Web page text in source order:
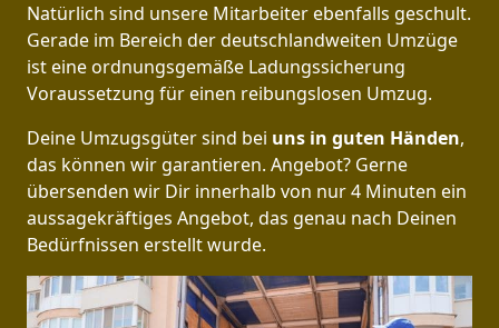
Natürlich sind unsere Mitarbeiter ebenfalls geschult.
Gerade im Bereich der deutschlandweiten Umzüge
ist eine ordnungsgemäße Ladungssicherung
Voraussetzung für einen reibungslosen Umzug.
Deine Umzugsgüter sind bei uns in guten Händen,
das können wir garantieren. Angebot? Gerne
übersenden wir Dir innerhalb von nur 4 Minuten ein
aussagekräftiges Angebot, das genau nach Deinen
Bedürfnissen erstellt wurde.